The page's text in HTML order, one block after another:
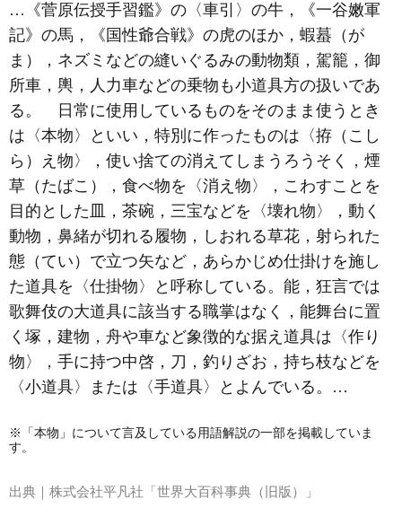
…《菅原伝授手習鑑》の〈車引〉の牛，《一谷嫩軍
記》の馬，《国性爺合戦》の虎のほか，蝦蟇（が
ま），ネズミなどの縫いぐるみの動物類，駕籠，御
所車，輿，人力車などの乗物も小道具方の扱いであ
る。 日常に使用しているものをそのまま使うとき
は〈本物〉といい，特別に作ったものは〈拵（こし
ら）え物〉，使い捨ての消えてしまうろうそく，煙
草（たばこ），食べ物を〈消え物〉，こわすことを
目的とした皿，茶碗，三宝などを〈壊れ物〉，動く
動物，鼻緒が切れる履物，しおれる草花，射られた
態（てい）で立つ矢など，あらかじめ仕掛けを施し
た道具を〈仕掛物〉と呼称している。能，狂言では
歌舞伎の大道具に該当する職掌はなく，能舞台に置
く塚，建物，舟や車など象徴的な据え道具は〈作り
物〉，手に持つ中啓，刀，釣りざお，持ち枝などを
〈小道具〉または〈手道具〉とよんでいる。…
※「本物」について言及している用語解説の一部を掲載していま
す。
出典｜ 株式会社平凡社「世界大百科事典（旧版）」